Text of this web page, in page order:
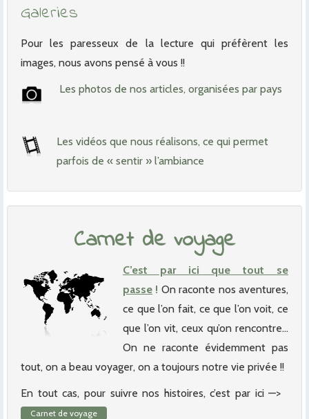
Galeries
Pour les paresseux de la lecture qui préfèrent les
images, nous avons pensé à vous !!
Les photos de nos articles, organisées par pays
Les vidéos que nous réalisons, ce qui permet
parfois de « sentir » l’ambiance
Carnet de voyage
C’est par ici que tout se
passe ! On raconte nos aventures,
ce que l’on fait, ce que l’on voit, ce
que l’on vit, ceux qu’on rencontre…
On ne raconte évidemment pas
tout, on a beau voyager, on a toujours notre vie privée !!
En tout cas, pour suivre nos histoires, c’est par ici —>
Carnet de voyage